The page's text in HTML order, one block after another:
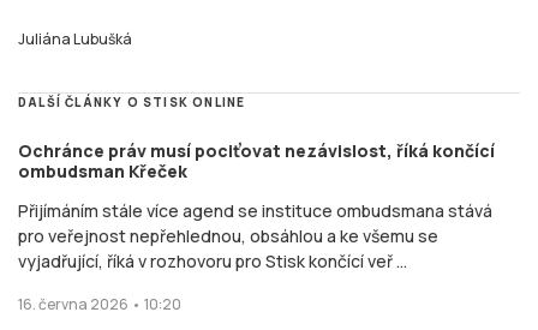
Juliána Lubušká
DALŠÍ ČLÁNKY O STISK ONLINE
Ochránce práv musí pociťovat nezávislost, říká končící
ombudsman Křeček
Přijímáním stále více agend se instituce ombudsmana stává
pro veřejnost nepřehlednou, obsáhlou a ke všemu se
vyjadřující, říká v rozhovoru pro Stisk končící veř ...
16. června 2026 • 10:20